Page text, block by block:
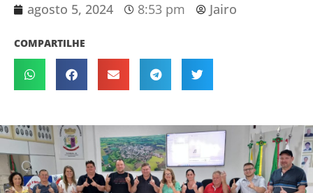
agosto 5, 2024 8:53 pm Jairo
COMPARTILHE